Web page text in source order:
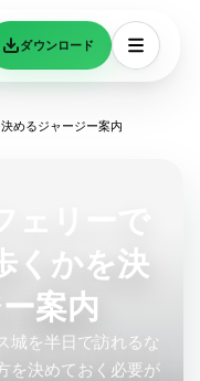
ダウンロード
めるジャージー案内
ェリーで
くかを決
案内
城を半日で訪れるな
を決めておく必要が